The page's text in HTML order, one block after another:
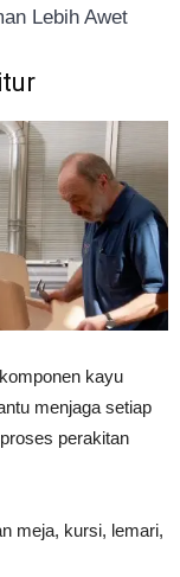
Lebih Awet
kayu
menjaga setiap
perakitan
meja, kursi, lemari,